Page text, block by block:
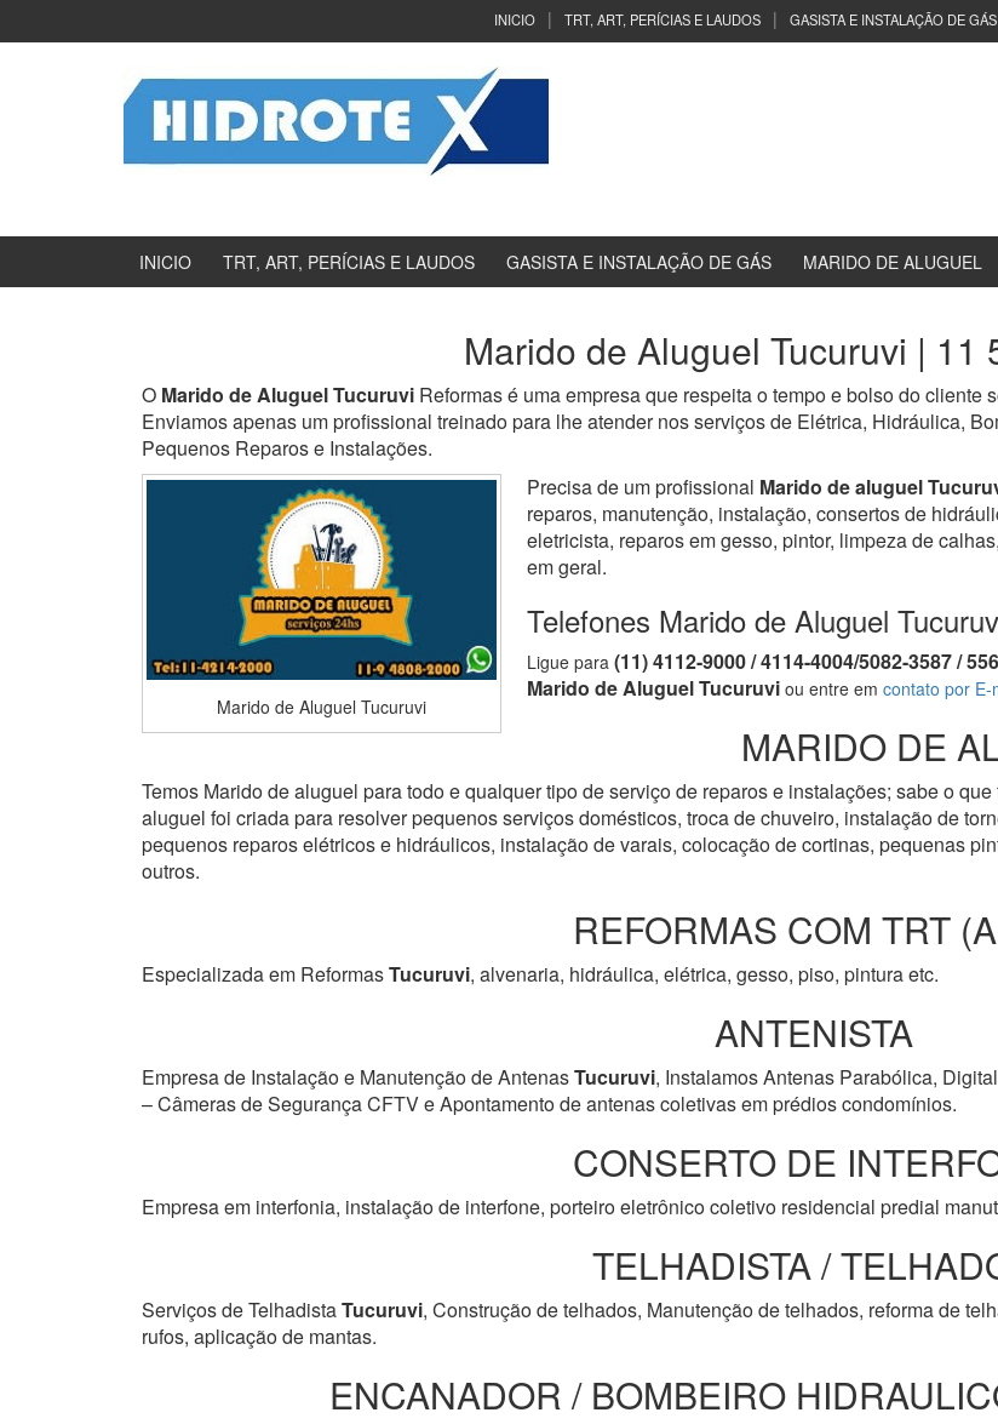
INICIO TRT, ART, PERÍCIAS E LAUDOS GASISTA E INSTALAÇÃO DE GÁS
INICIO TRT, ART, PERÍCIAS E LAUDOS GASISTA E INSTALAÇÃO DE GÁS MARIDO DE ALUGUEL
Marido de Aluguel Tucuruvi | 11
O Marido de Aluguel Tucuruvi Reformas é uma empresa que respeita o tempo e bolso do
Enviamos apenas um profissional treinado para lhe atender nos serviços de Elétrica, Hidráulica,
Pequenos Reparos e Instalações.
Marido de Aluguel Tucuruvi
Precisa de um profissional Marido de aluguel
reparos, manutenção, instalação, consertos de
eletricista, reparos em gesso, pintor, limpeza de
em geral.
Telefones Marido de Aluguel
Ligue para (11) 4112-9000 / 4114-4004/5082-3587 /
Marido de Aluguel Tucuruvi ou entre em contato por E-
MARIDO DE
Temos Marido de aluguel para todo e qualquer tipo de serviço de reparos e instalações; sabe o
aluguel foi criada para resolver pequenos serviços domésticos, troca de chuveiro, instalação de
pequenos reparos elétricos e hidráulicos, instalação de varais, colocação de cortinas, pequenas
outros.
REFORMAS COM TRT
Especializada em ReformasTucuruvi, alvenaria, hidráulica, elétrica, gesso, piso, pintura etc.
ANTENISTA
Empresa de Instalação e Manutenção de AntenasTucuruvi, Instalamos Antenas Parabólica,
– Câmeras de Segurança CFTV e Apontamento de antenas coletivas em prédios condomínios.
CONSERTO DE
Empresa em interfonia, instalação de interfone, porteiro eletrônico coletivo residencial predial
TELHADISTA /
Serviços de TelhadistaTucuruvi, Construção de telhados, Manutenção de telhados, reforma de
rufos, aplicação de mantas.
ENCANADOR / BOMBEIRO